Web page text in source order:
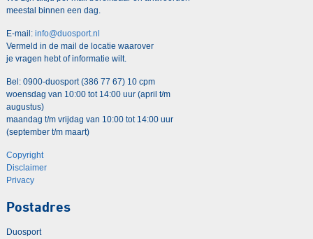
meestal binnen een dag.
E-mail: info@duosport.nl
Vermeld in de mail de locatie waarover
je vragen hebt of informatie wilt.
Bel: 0900-duosport (386 77 67) 10 cpm
woensdag van 10:00 tot 14:00 uur (april t/m
augustus)
maandag t/m vrijdag van 10:00 tot 14:00 uur
(september t/m maart)
Copyright
Disclaimer
Privacy
Postadres
Duosport